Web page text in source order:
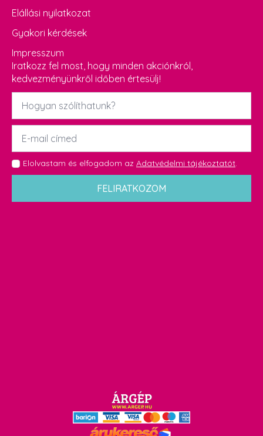
Elállási nyilatkozat
Gyakori kérdések
Impresszum
Iratkozz fel most, hogy minden akciónkról,
kedvezményünkről időben értesülj!
Név
Email
GDPR
*
Elolvastam és elfogadom az Adatvédelmi tájékoztatót.
FELIRATKOZOM